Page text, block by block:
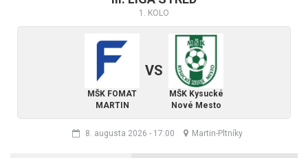
1. KOLO
MŠK FOMAT
MARTIN
VS
MŠK Kysucké
Nové Mesto
8. augusta 2026 - 17:00 Martin-Pltníky